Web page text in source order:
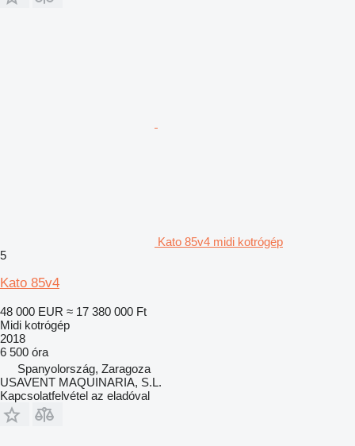
Kato 85v4 midi kotrógép
5
Kato 85v4
48 000 EUR ≈ 17 380 000 Ft
Midi kotrógép
2018
6 500 óra
Spanyolország, Zaragoza
USAVENT MAQUINARIA, S.L.
Kapcsolatfelvétel az eladóval